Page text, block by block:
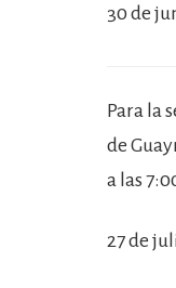
30 de
Para la
de
a las
27 de